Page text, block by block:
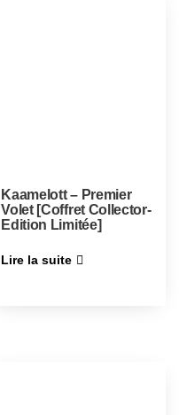
Kaamelott – Premier
Volet [Coffret Collector-
Edition Limitée]
Lire la suite